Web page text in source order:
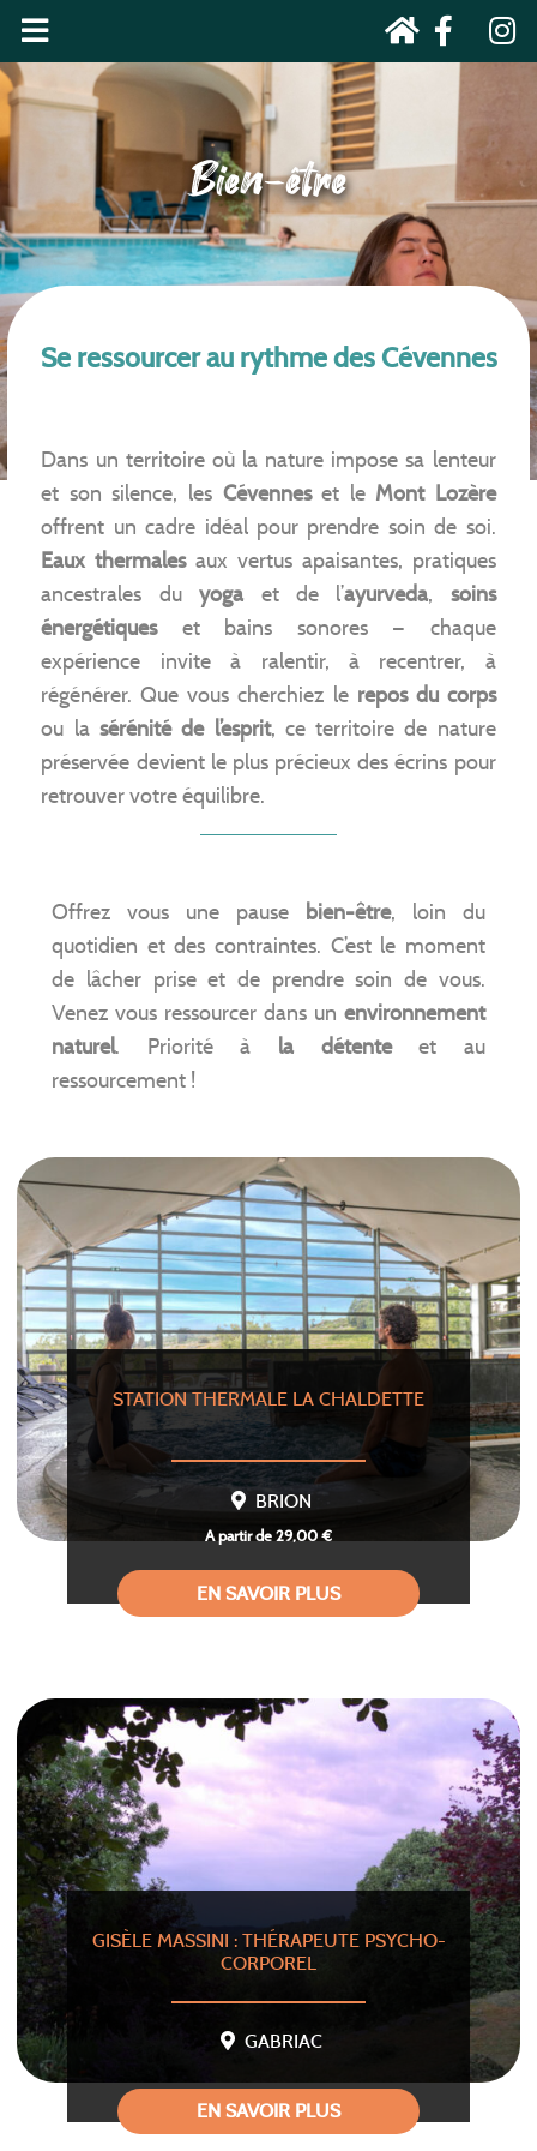
Bien-être
Se ressourcer au rythme des Cévennes
Dans un territoire où la nature impose sa lenteur
et son silence, les Cévenneset le Mont Lozère
offrent un cadre idéal pour prendre soin de soi.
Eaux thermalesaux vertus apaisantes, pratiques
ancestrales duyoga et de l’ayurveda, soins
énergétiqueset bains sonores — chaque
expérience invite à ralentir, à recentrer, à
régénérer. Que vous cherchiez le repos du corps
ou la sérénité de l’esprit, ce territoire de nature
préservée devient le plus précieux des écrins pour
retrouver votre équilibre.
Offrez vous une pause bien-être, loin du
quotidien et des contraintes. C’est le moment
de lâcher prise et de prendre soin de vous.
Venez vous ressourcer dans un environnement
naturel. Priorité à la détenteet au
ressourcement !
STATION THERMALE LA CHALDETTE
BRION
A partir de 29,00 €
EN SAVOIR PLUS
GISÈLE MASSINI : THÉRAPEUTE PSYCHO-
CORPOREL
GABRIAC
EN SAVOIR PLUS